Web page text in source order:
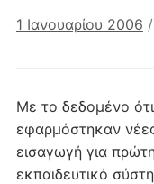
1 Ιανουαρίου 2006 /
Με το δεδομένο
εφαρμόστηκαν
εισαγωγή για
εκπαιδευτικό